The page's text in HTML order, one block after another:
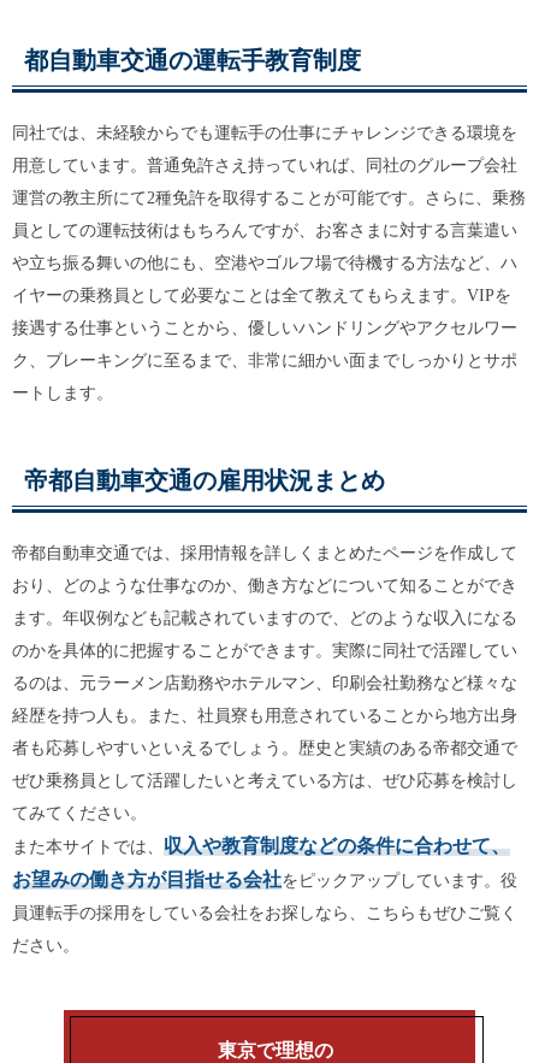
都自動車交通の運転手教育制度
同社では、未経験からでも運転手の仕事にチャレンジできる環境を
用意しています。普通免許さえ持っていれば、同社のグループ会社
運営の教主所にて2種免許を取得することが可能です。さらに、乗務
員としての運転技術はもちろんですが、お客さまに対する言葉遣い
や立ち振る舞いの他にも、空港やゴルフ場で待機する方法など、ハ
イヤーの乗務員として必要なことは全て教えてもらえます。VIPを
接遇する仕事ということから、優しいハンドリングやアクセルワー
ク、ブレーキングに至るまで、非常に細かい面までしっかりとサポ
ートします。
帝都自動車交通の雇用状況まとめ
帝都自動車交通では、採用情報を詳しくまとめたページを作成して
おり、どのような仕事なのか、働き方などについて知ることができ
ます。年収例なども記載されていますので、どのような収入になる
のかを具体的に把握することができます。実際に同社で活躍してい
るのは、元ラーメン店勤務やホテルマン、印刷会社勤務など様々な
経歴を持つ人も。また、社員寮も用意されていることから地方出身
者も応募しやすいといえるでしょう。歴史と実績のある帝都交通で
ぜひ乗務員として活躍したいと考えている方は、ぜひ応募を検討し
てみてください。
また本サイトでは、 収入や教育制度などの条件に合わせて、
お望みの働き方が目指せる会社をピックアップしています。役
員運転手の採用をしている会社をお探しなら、こちらもぜひご覧く
ださい。
東京で理想の